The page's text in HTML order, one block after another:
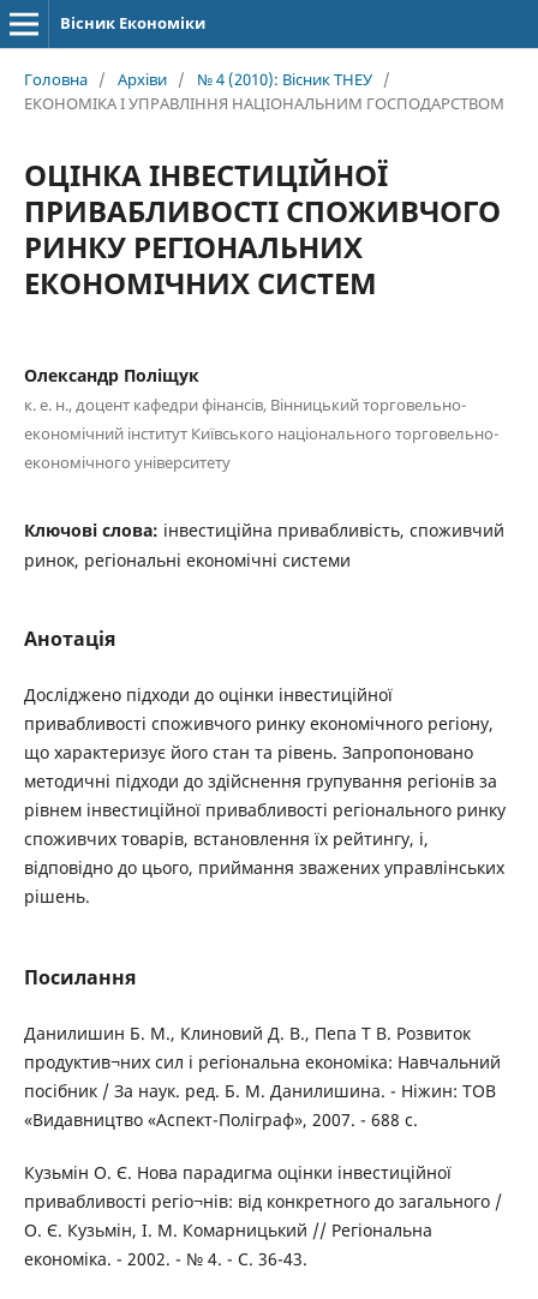
Вісник Економіки
Головна / Архіви / № 4 (2010): Вісник ТНЕУ /
ЕКОНОМІКА І УПРАВЛІННЯ НАЦІОНАЛЬНИМ ГОСПОДАРСТВОМ
ОЦІНКА ІНВЕСТИЦІЙНОЇ
ПРИВАБЛИВОСТІ СПОЖИВЧОГО
РИНКУ РЕГІОНАЛЬНИХ
ЕКОНОМІЧНИХ СИСТЕМ
Олександр Поліщук
к. е. н., доцент кафедри фінансів, Вінницький торговельно-
економічний інститут Київського національного торговельно-
економічного університету
Ключові слова: інвестиційна привабливість, споживчий
ринок, регіональні економічні системи
Анотація
Досліджено підходи до оцінки інвестиційної
привабливості споживчого рин­ку економічного регіону,
що характеризує його стан та рівень. Запропоновано
методичні підходи до здійснення групування регіонів за
рівнем інвестиційної при­вабливості регіонального ринку
споживчих товарів, встановлення їх рейтингу, і,
відповідно до цього, приймання зважених управлінських
рішень.
Посилання
Данилишин Б. М., Клиновий Д. В., Пепа Т В. Розвиток
продуктив¬них сил і регіональна економіка: Навчальний
посібник / За наук. ред. Б. М. Данилишина. - Ніжин: ТОВ
«Видавництво «Аспект-Поліграф», 2007. - 688 с.
Кузьмін О. Є. Нова парадигма оцінки інвестиційної
привабливості регіо¬нів: від конкретного до загального /
О. Є. Кузьмін, І. М. Комарницький // Регіональна
економіка. - 2002. - № 4. - С. 36-43.